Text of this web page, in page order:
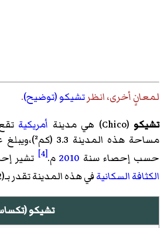
لمعانٍ أخرى، انظرتشيكو (توضيح).
تشيكو (
Chico)‏ هي مدينة أمريكية
حسب إحصاء سنة 2010 م.[4]
تشير
الكثافة السكانيةفي هذه المدينة تقدر بـ(291.2) نسمة/كم2.
تشيكو